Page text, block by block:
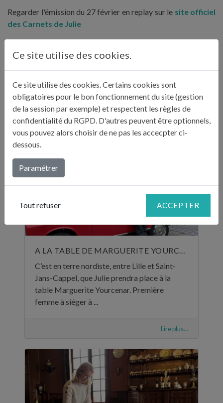
Regarder l'émission du 27 février en replay sur le site officiel
des Carnets de Julie
CARNETS DE JULIE"
A LA TABLE DE MARGUERITE YOURCENAR
C’est en terre nordiste, entre Lille et Saint-
Jans-Cappel, que Julie prendra place à la
table Marguerite Yourcenar. Première
femme à siéger à ...
Lire plus...
Ce site utilise des cookies.
Ce site utilise des cookies. Certains cookies sont
obligatoires pour le bon fonctionnement du site (gestion
de la session par exemple) et respectent les règles de
confidentialité du RGPD. D'autres peuvent être optionnels,
vous pouvez alors choisir de ne pas les accecpter ci-
dessous.
Paramétrer
Tout refuser ACCEPTER